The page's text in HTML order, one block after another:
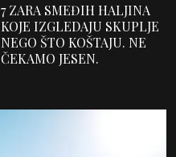
7 ZARA SMEĐIH HALJINA
KOJE IZGLEDAJU SKUPLJE
NEGO ŠTO KOŠTAJU. NE
ČEKAMO JESEN.